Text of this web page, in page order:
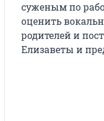
суженым по
оценить
родителей и
Елизаветы и